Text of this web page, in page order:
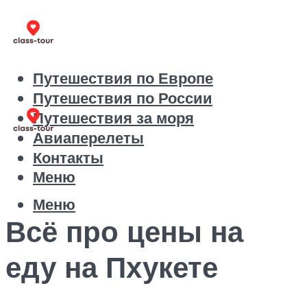
Путешествия по Европе
Путешествия по России
Путешествия за моря
Авиаперелеты
Контакты
Меню
Меню
Всё про цены на
еду на Пхукете